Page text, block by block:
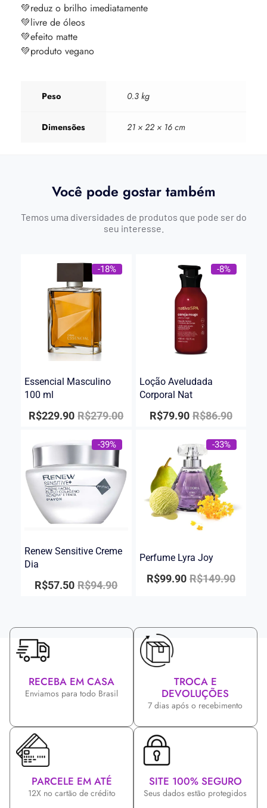
💚reduz o brilho imediatamente
💚livre de óleos
💚efeito matte
💚produto vegano
Peso 0.3 kg
Dimensões 21 × 22 × 16 cm
Você pode gostar também
Temos uma diversidades de produtos que pode ser do
seu interesse.
-18%
Essencial Masculino
100 ml
R$279.00
R$229.90
-8%
Loção Aveludada
Corporal Nat
R$86.90
R$79.90
-39%
Renew Sensitive Creme
Dia
R$94.90
R$57.50
-33%
Perfume Lyra Joy
R$149.90
R$99.90
RECEBA EM CASA
Enviamos para todo Brasil
TROCA E
DEVOLUÇÕES
7 dias após o recebimento
PARCELE EM ATÉ
12X no cartão de crédito
SITE 100% SEGURO
Seus dados estão protegidos